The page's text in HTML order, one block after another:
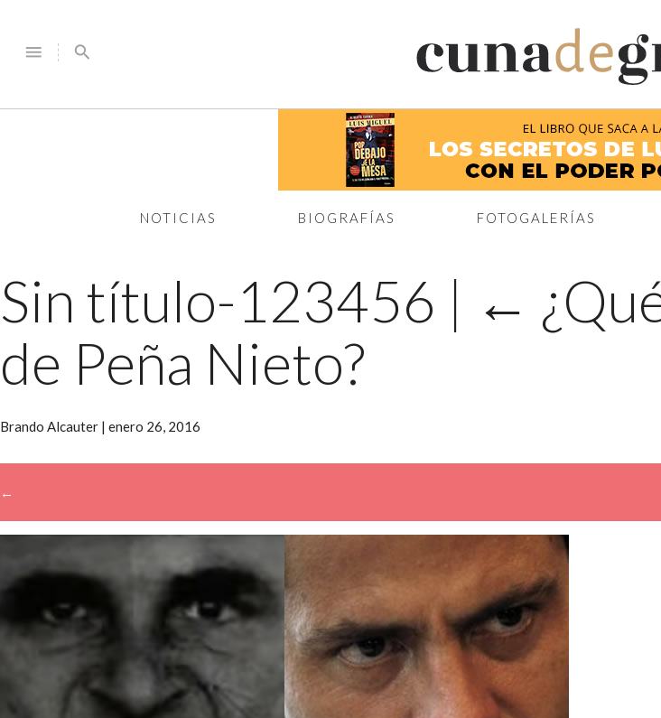
menu search
NOTICIAS BIOGRAFÍAS FOTOGALERÍAS
Sin título-123456 | ←
de Peña Nieto?
Brando Alcauter | enero 26, 2016
←